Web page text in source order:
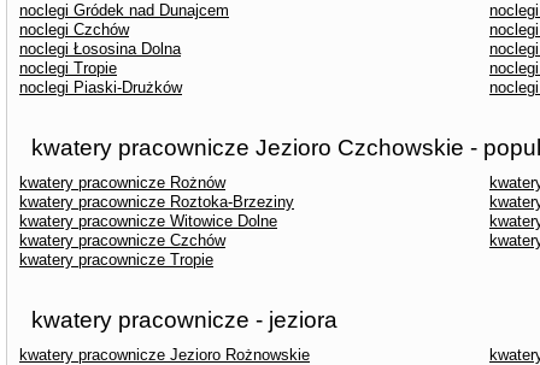
noclegi Gródek nad Dunajcem
noclegi Czchów
noclegi Łososina Dolna
noclegi Tropie
noclegi Piaski-Drużków
kwatery pracownicze Jezioro Czchowskie -
kwatery pracownicze Rożnów
kwatery pracownicze Roztoka-Brzeziny
kwatery pracownicze Witowice Dolne
kwatery pracownicze Czchów
kwatery pracownicze Tropie
kwatery pracownicze - jeziora
kwatery pracownicze Jezioro Rożnowskie